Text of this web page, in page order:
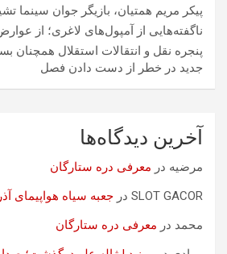
پیکر مریم همتیان، بازیگر جوان سینما
ناگفته‌هایی از آمپول‌های لاغری؛ از
پنجره نقل و انتقالات استقلال همچنان
جدید در خطر از دست دادن فصل
آخرین دیدگاه‌ها
مرضیه در معرفی دره ستارگان
SLOT GACOR در جعبه سیاه هواپیمای
محمد در معرفی دره ستارگان